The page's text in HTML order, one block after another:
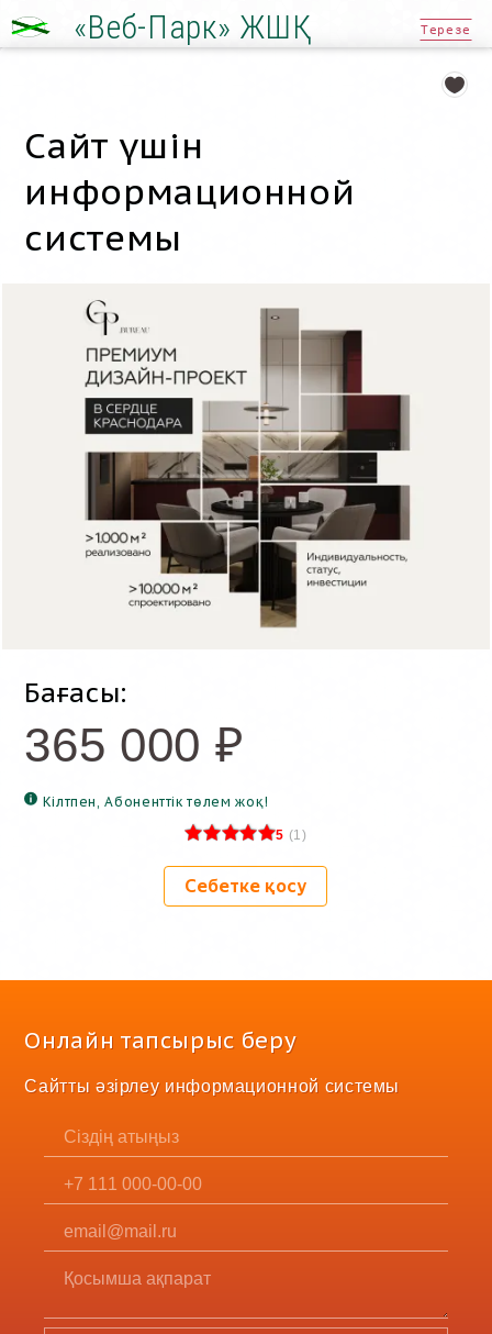
«Веб-Парк» ЖШҚ Терезе
Онлайн тапсырыс беру
Сайтты әзірлеу информационной системы
Сайт үшін
информационной
системы
Бағасы:
365 000 ₽
Кілтпен, Абоненттік төлем жоқ!
5 (1)
Себетке қосу